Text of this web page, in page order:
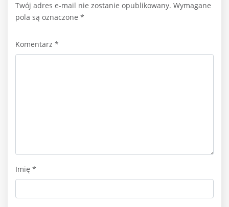
Twój adres e-mail nie zostanie opublikowany. Wymagane
pola są oznaczone *
Komentarz *
Imię *